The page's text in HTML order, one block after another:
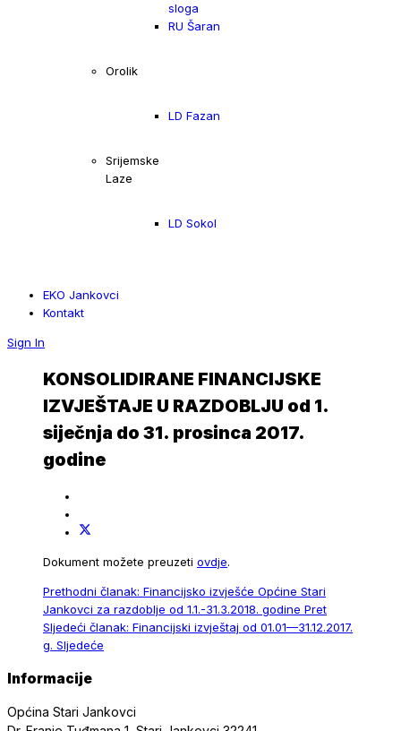
sloga
RU Šaran
Orolik
LD Fazan
Srijemske
Laze
LD Sokol
EKO Jankovci
Kontakt
Sign In
KONSOLIDIRANE FINANCIJSKE
IZVJEŠTAJE U RAZDOBLJU od 1.
siječnja do 31. prosinca 2017.
godine
Dokument možete preuzeti ovdje.
Prethodni članak: Financijsko izvješće Općine Stari
Jankovci za razdoblje od 1.1.-31.3.2018. godine Pret
Sljedeći članak: Financijski izvještaj od 01.01—31.12.2017.
g. Sljedeće
Informacije
Općina Stari Jankovci